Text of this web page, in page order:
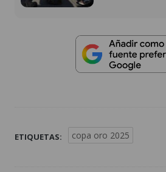
ETIQUETAS: copa oro 2025